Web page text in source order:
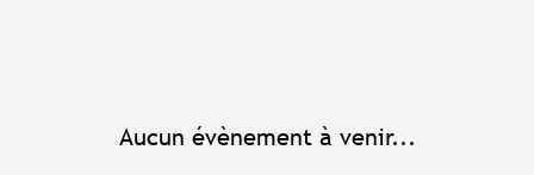
Aucun évènement à venir...